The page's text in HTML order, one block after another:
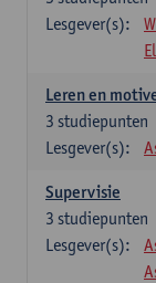
Lesgever(s):
Leren en
3 studiepunten
Lesgever(s):
Supervisie
3 studiepunten
Lesgever(s):